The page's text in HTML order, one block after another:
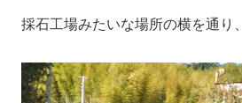
採石工場みたいな場所の横を通り、